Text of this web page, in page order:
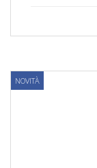
NOVITÀ